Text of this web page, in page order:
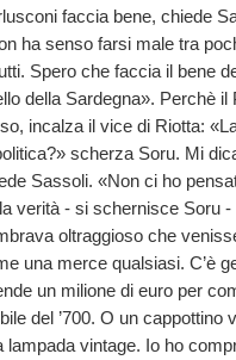
faccia bene, chiede
ha senso farsi male tra
Spero che faccia il bene
della Sardegna». Perchè il
incalza il vice di Riotta:
scherza Soru. Mi
Sassoli. «Non ci ho
verità - si schernisce Soru -
oltraggioso che
una merce qualsiasi. C’è
un milione di euro per
del ’700. O un cappottino
lampada vintage. Io ho